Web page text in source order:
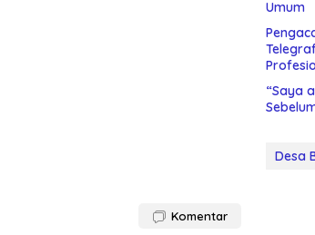
Umum
Telegraf Dilakukan
“Saya
Desa
Komentar